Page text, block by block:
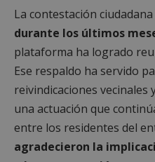
La contestación ciudadana
durante los últimos
plataforma ha logrado
Ese respaldo ha servido
reivindicaciones
una actuación que
entre los residentes del
agradecieron la